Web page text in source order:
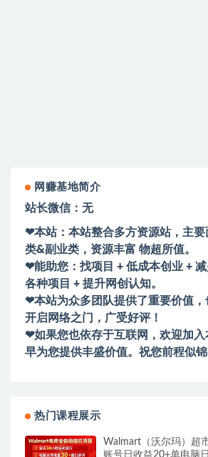
网赚基地简介
站长微信：无
❤本站：本站整合多方资源站，主
类&副业类，资源丰富 物超所值。
❤能助您：找项目 + 低成本创业 +
各种项目 + 提升网创认知。
❤本站为众多团队提供了重要价值
开启网络之门，广受好评！
❤如果您也依存于互联网，欢迎加
早为您提供丰盛价值。祝您前程似锦
热门课程展示
Walmart（沃尔玛）超